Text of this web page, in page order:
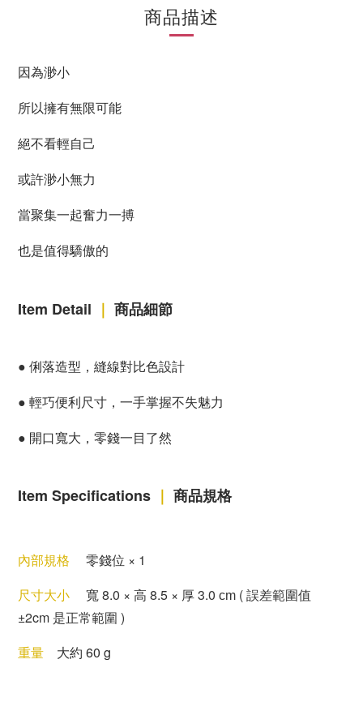
商品描述
因為渺小
所以擁有無限可能
絕不看輕自己
或許渺小無力
當聚集一起奮力一搏
也是值得驕傲的
Item Detail ｜ 商品細節
● 俐落造型，縫線對比色設計
● 輕巧便利尺寸，一手掌握不失魅力
● 開口寬大，零錢一目了然
Item Specifications ｜ 商品規格
內部規格 零錢位 × 1
尺寸大小
寬8.0 × 高 8.5 × 厚3.0 cm ( 誤差範圍值
±2cm 是正常範圍 )
重量
大約 60 g